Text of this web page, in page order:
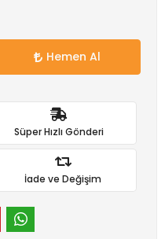
Hemen Al
Süper Hızlı Gönderi
İade ve Değişim